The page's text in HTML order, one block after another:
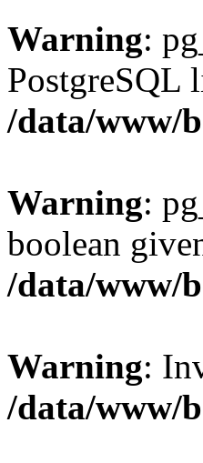
Warning:
PostgreSQL
/data/www/
Warning:
boolean
/data/www/
Warning:
/data/www/